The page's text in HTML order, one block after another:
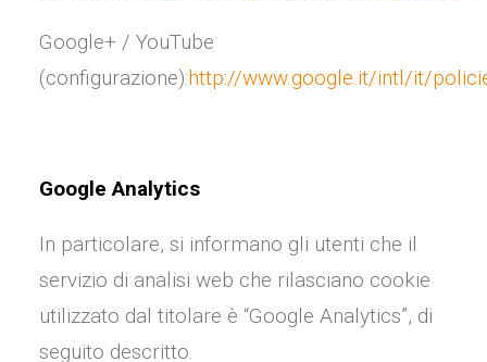
Google+ / YouTube
(configurazione):http://www.google.it/intl/it/
Google Analytics
In particolare, si informano gli utenti che il
servizio di analisi web che rilasciano cookie
utilizzato dal titolare è “Google Analytics”, di
seguito descritto.